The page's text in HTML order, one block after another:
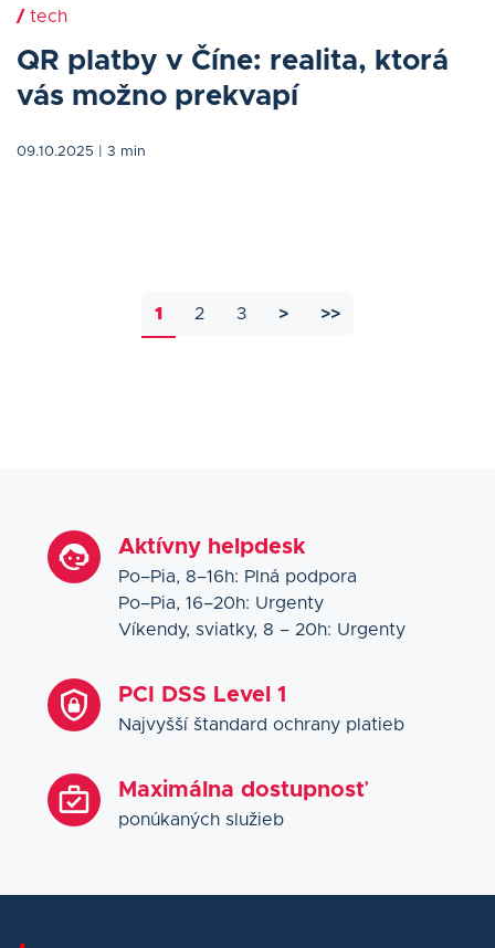
/ tech
QR platby v Číne: realita, ktorá
vás možno prekvapí
09.10.2025 | 3 min
1 2 3 > >>
Aktívny helpdesk
Po–Pia, 8–16h: Plná podpora
Po–Pia, 16–20h: Urgenty
Víkendy, sviatky, 8 – 20h: Urgenty
PCI DSS Level 1
Najvyšší štandard ochrany platieb
Maximálna dostupnosť
ponúkaných služieb